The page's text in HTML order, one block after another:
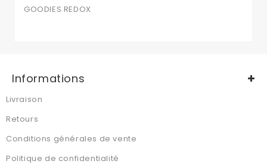
GOODIES REDOX
Informations
Livraison
Retours
Conditions générales de vente
Politique de confidentialité